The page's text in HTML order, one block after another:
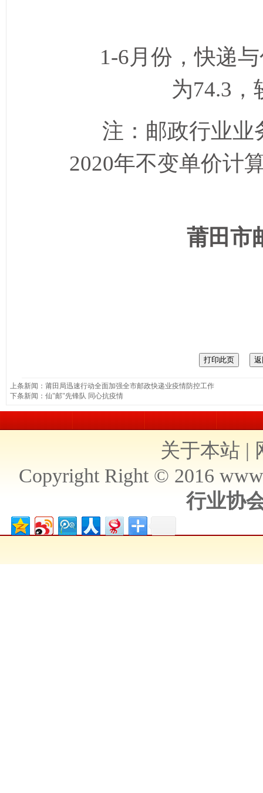
1-6月份，快递
为74.3 ，
注：邮政行业业
2020年不变单价计
莆田市
上条新闻： 莆田局迅速行动全面加强全市邮政快递业疫情防控工作
下条新闻： 仙"邮"先锋队 同心抗疫情
关于本站 |
Copyright Right © 2016
行业协